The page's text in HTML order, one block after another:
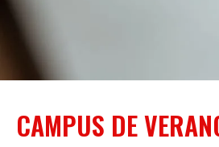
CAMPUS DE